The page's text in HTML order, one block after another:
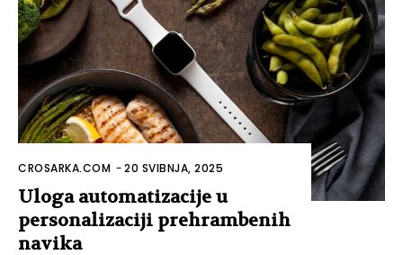
CROSARKA.COM -20 SVIBNJA, 2025
Uloga automatizacije u
personalizaciji prehrambenih
navika